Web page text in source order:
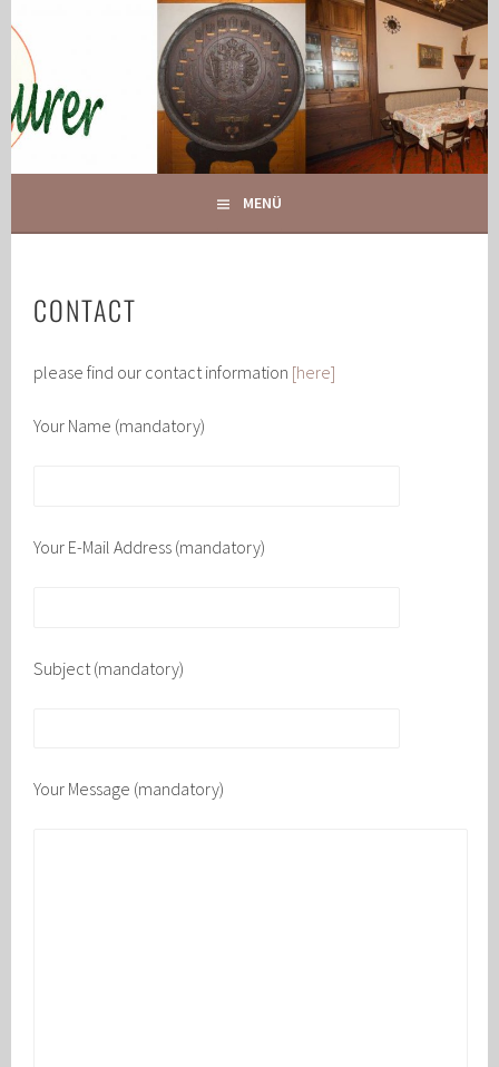
zum
Inhalt
GASTHOF MAURER
IHR GASTHOF IN GLOGGNITZ
MENÜ
CONTACT
please find our contact information [here]
Your Name (mandatory)
Your E-Mail Address (mandatory)
Subject (mandatory)
Your Message (mandatory)